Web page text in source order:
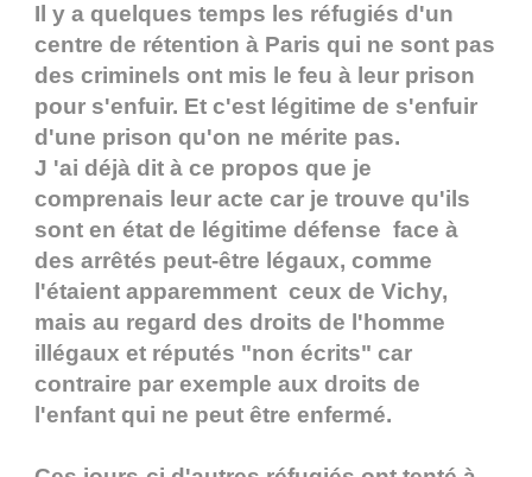
Il y a quelques temps les réfugiés d'un
centre de rétention à Paris qui ne sont pas
des criminels ont mis le feu à leur prison
pour s'enfuir. Et c'est légitime de s'enfuir
d'une prison qu'on ne mérite pas.
J 'ai déjà dit à ce propos que je
comprenais leur acte car je trouve qu'ils
sont en état de légitime défense face à
des arrêtés peut-être légaux, comme
l'étaient apparemment ceux de Vichy,
mais au regard des droits de l'homme
illégaux et réputés "non écrits" car
contraire par exemple aux droits de
l'enfant qui ne peut être enfermé.